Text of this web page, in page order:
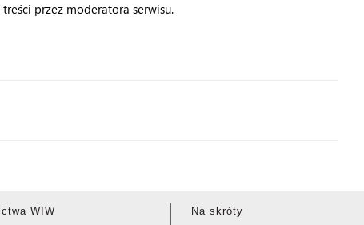
przez moderatora serwisu.
WIW
Na skróty